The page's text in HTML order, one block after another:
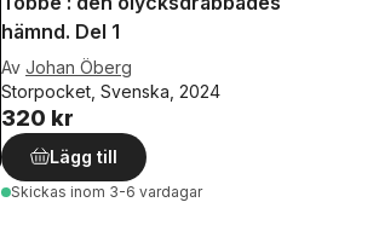
hämnd. Del 1
Av Johan Öberg
Storpocket, Svenska, 2024
320 kr
Lägg till
Skickas inom 3-6 vardagar